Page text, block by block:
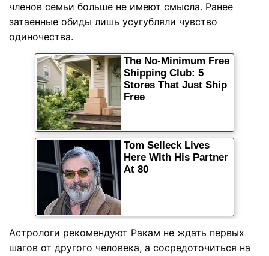
членов семьи больше не имеют смысла. Ранее
затаенные обиды лишь усугубляли чувство
одиночества.
Астрологи рекомендуют Ракам не ждать первых
шагов от другого человека, а сосредоточиться на